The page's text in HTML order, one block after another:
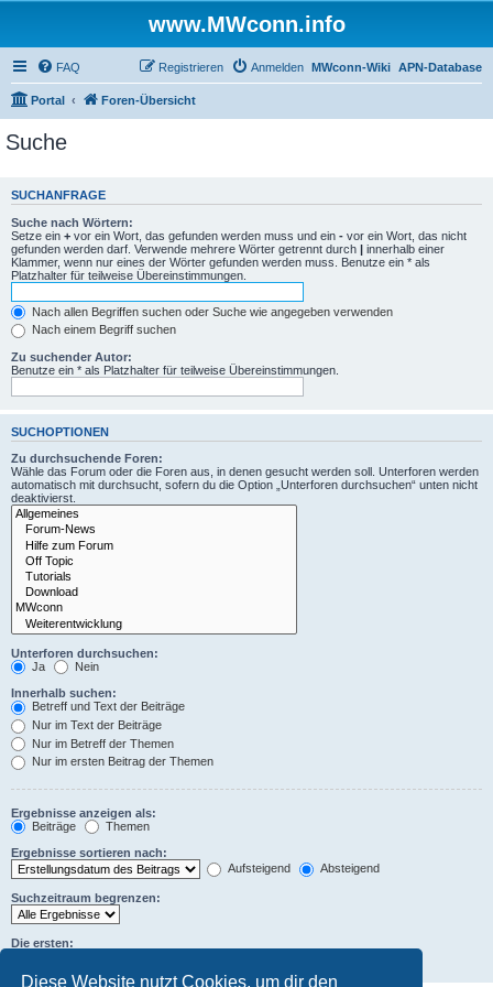
Diese Website nutzt Cookies, um dir den
www.MWconn.info
FAQ APN-Database
MWconn-Wiki
Anmelden
Registrieren
Portal Foren-Übersicht
Suche
SUCHANFRAGE
Suche nach Wörtern:
Setze ein + vor ein Wort, das gefunden werden muss und ein - vor ein Wort, das nicht
gefunden werden darf. Verwende mehrere Wörter getrennt durch | innerhalb einer
Klammer, wenn nur eines der Wörter gefunden werden muss. Benutze ein * als
Platzhalter für teilweise Übereinstimmungen.
Nach allen Begriffen suchen oder Suche wie angegeben verwenden
Nach einem Begriff suchen
Zu suchender Autor:
Benutze ein * als Platzhalter für teilweise Übereinstimmungen.
SUCHOPTIONEN
Zu durchsuchende Foren:
Wähle das Forum oder die Foren aus, in denen gesucht werden soll. Unterforen werden
automatisch mit durchsucht, sofern du die Option „Unterforen durchsuchen“ unten nicht
deaktivierst.
Unterforen durchsuchen:
Ja
Nein
Innerhalb suchen:
Betreff und Text der Beiträge
Nur im Text der Beiträge
Nur im Betreff der Themen
Nur im ersten Beitrag der Themen
Ergebnisse anzeigen als:
Beiträge
Themen
Ergebnisse sortieren nach:
Aufsteigend
Absteigend
Suchzeitraum begrenzen:
Die ersten: